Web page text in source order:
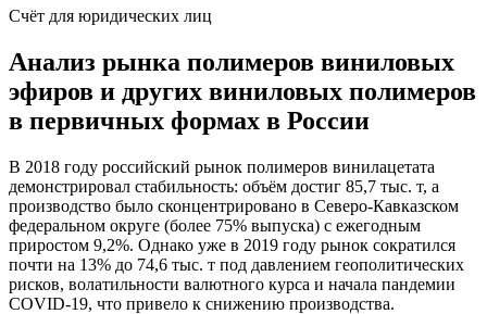
Счёт для юридических лиц
Анализ рынка полимеров виниловых
эфиров и других виниловых полимеров
в первичных формах в России
В 2018 году российский рынок полимеров винилацетата
демонстрировал стабильность: объём достиг 85,7 тыс. т, а
производство было сконцентрировано в Северо-Кавказском
федеральном округе (более 75% выпуска) с ежегодным
приростом 9,2%. Однако уже в 2019 году рынок сократился
почти на 13% до 74,6 тыс. т под давлением геополитических
рисков, волатильности валютного курса и начала пандемии
COVID-19, что привело к снижению производства.